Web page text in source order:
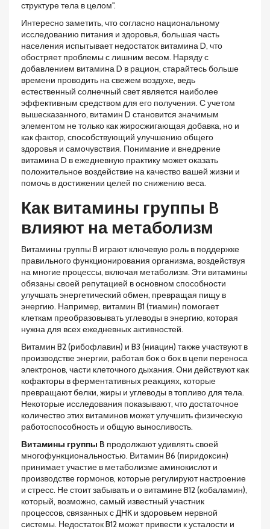
структуре тела в целом".
Интересно заметить, что согласно национальному
исследованию питания и здоровья, большая часть
населения испытывает недостаток витамина D, что
обостряет проблемы с лишним весом. Наряду с
добавлением витамина D в рацион, старайтесь больше
времени проводить на свежем воздухе, ведь
естественный солнечный свет является наиболее
эффективным средством для его получения. С учетом
вышесказанного, витамин D становится значимым
элементом не только как жиросжигающая добавка, но и
как фактор, способствующий улучшению общего
здоровья и самочувствия. Понимание и внедрение
витамина D в ежедневную практику может оказать
положительное воздействие на качество вашей жизни и
помочь в достижении целей по снижению веса.
Как витамины группы B
влияют на метаболизм
Витамины группы B играют ключевую роль в поддержке
правильного функционирования организма, воздействуя
на многие процессы, включая метаболизм. Эти витамины
обязаны своей репутацией в основном способности
улучшать энергетический обмен, превращая пищу в
энергию. Например, витамин B1 (тиамин) помогает
клеткам преобразовывать углеводы в энергию, которая
нужна для всех ежедневных активностей.
Витамин B2 (рибофлавин) и B3 (ниацин) также участвуют в
производстве энергии, работая бок о бок в цепи переноса
электронов, части клеточного дыхания. Они действуют как
кофакторы в ферментативных реакциях, которые
превращают белки, жиры и углеводы в топливо для тела.
Некоторые исследования показывают, что достаточное
количество этих витаминов может улучшить физическую
работоспособность и общую выносливость.
Витамины группы B продолжают удивлять своей
многофункциональностью. Витамин B6 (пиридоксин)
принимает участие в метаболизме аминокислот и
производстве гормонов, которые регулируют настроение
и стресс. Не стоит забывать и о витамине B12 (кобаламин),
который, возможно, самый известный участник
процессов, связанных с ДНК и здоровьем нервной
системы. Недостаток B12 может привести к усталости и